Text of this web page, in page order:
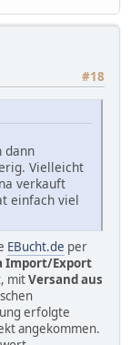
#18
dann
Vielleicht
verkauft
einfach viel
EBucht.de per
Import/Export
mitVersand aus
erfolgte
angekommen.